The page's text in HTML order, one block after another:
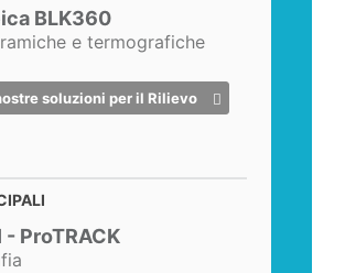
BLK360
e termografiche
soluzioni per il Rilievo
ProTRACK
per i Cantieri Edili.
la Soluzione da sogno
e per le Imprese.